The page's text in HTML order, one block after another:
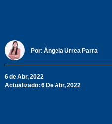
Por: Ángela Urrea Parra
6 de Abr, 2022
Actualizado: 6 De Abr, 2022